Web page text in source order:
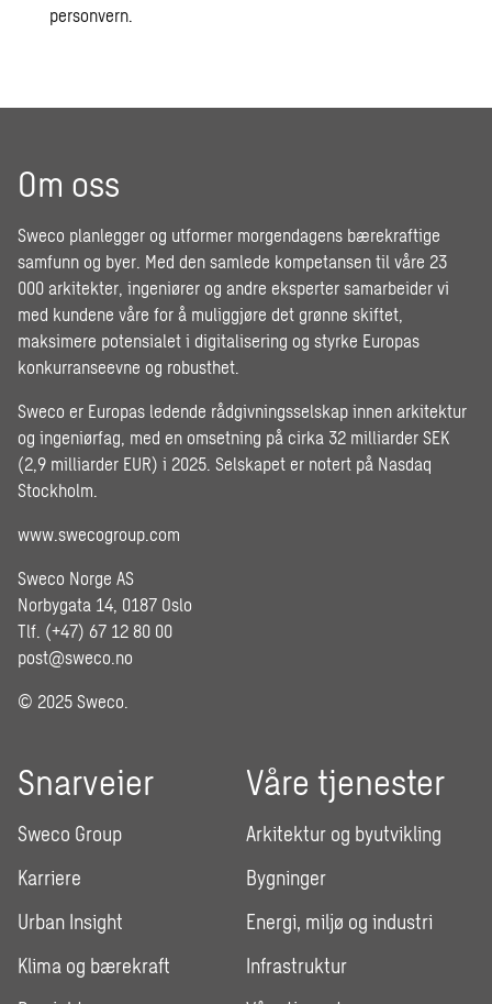
personvern.
Om oss
Sweco planlegger og utformer morgendagens bærekraftige
samfunn og byer. Med den samlede kompetansen til våre 23
000 arkitekter, ingeniører og andre eksperter samarbeider vi
med kundene våre for å muliggjøre det grønne skiftet,
maksimere potensialet i digitalisering og styrke Europas
konkurranseevne og robusthet.
Sweco er Europas ledende rådgivningsselskap innen arkitektur
og ingeniørfag, med en omsetning på cirka 32 milliarder SEK
(2,9 milliarder EUR) i 2025. Selskapet er notert på Nasdaq
Stockholm.
www.swecogroup.com
Sweco Norge AS
Norbygata 14, 0187 Oslo
Tlf. (+47) 67 12 80 00
post@sweco.no
© 2025 Sweco.
Snarveier
Sweco Group
Karriere
Urban Insight
Klima og bærekraft
Våre tjenester
Arkitektur og byutvikling
Bygninger
Energi, miljø og industri
Infrastruktur